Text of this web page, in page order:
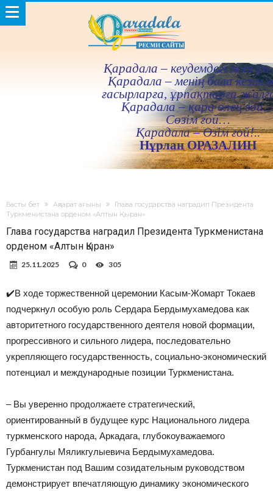
Қарадала – кеудемдегi жез үн
Қарадала – менiң бала кезiм
ғасырларға, ұрпақтарға
Қарадала – қара өлең
Сөзiм ғой…
Қарадала – Өзiм ғой!..
Нұрлан ОРАЗАЛИН
Басты бет Ақпарат ағыны
Глава государства наградил Президента
Туркменистана орденом «Алтын Қыран»
Глава государства наградил Президента Туркменистана
орденом «Алтын Қыран»
25.11.2025 0 305
✔️В ходе торжественной церемонии Касым-Жомарт Токаев
подчеркнул особую роль Сердара Бердымухамедова как
авторитетного государственного деятеля новой формации,
прогрессивного и сильного лидера, последовательно
укрепляющего государственность, социально-экономический
потенциал и международные позиции Туркменистана.
– Вы уверенно продолжаете стратегический,
ориентированный в будущее курс Национального лидера
туркменского народа, Аркадага, глубокоуважаемого
Гурбангулы Мяликгулыевича Бердымухамедова.
Туркменистан под Вашим созидательным руководством
демонстрирует впечатляющую динамику экономического